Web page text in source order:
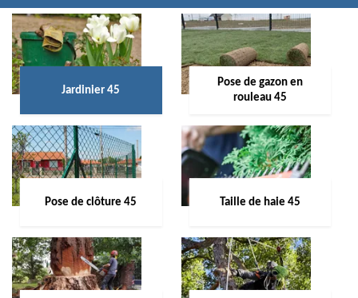
Jardinier 45
Pose de gazon en
rouleau 45
Pose de clôture 45 Taille de haie 45